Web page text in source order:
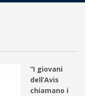
“I giovani
dell’Avis
chiamano i